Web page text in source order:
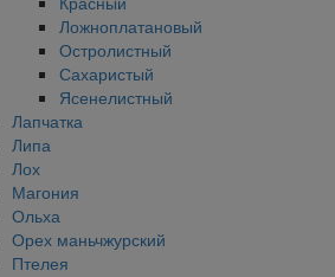
Ложноплатановый
Остролистный
Сахаристый
Ясенелистный
Лапчатка
Липа
Лох
Магония
Ольха
Орех маньчжурский
Птелея